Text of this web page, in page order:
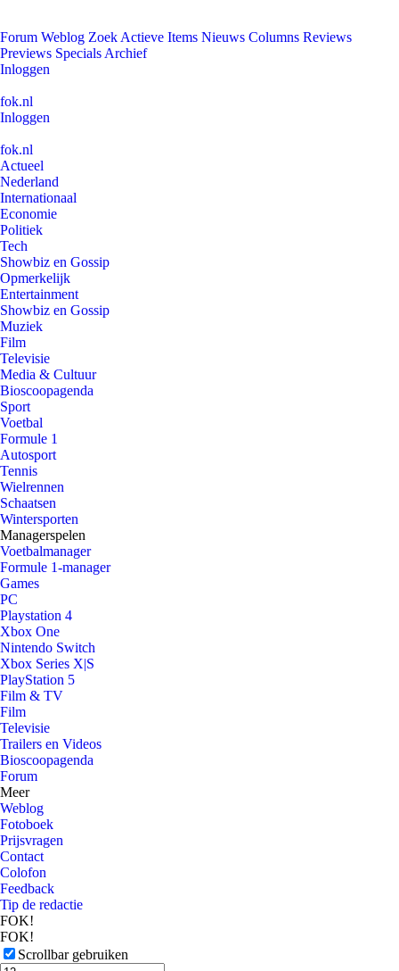
Forum Weblog Zoek Actieve Items Nieuws Columns Reviews
Previews Specials Archief
Inloggen
fok.nl
Inloggen
fok.nl
Actueel
Nederland
Internationaal
Economie
Politiek
Tech
Showbiz en Gossip
Opmerkelijk
Entertainment
Showbiz en Gossip
Muziek
Film
Televisie
Media & Cultuur
Bioscoopagenda
Sport
Voetbal
Formule 1
Autosport
Tennis
Wielrennen
Schaatsen
Wintersporten
Managerspelen
Voetbalmanager
Formule 1-manager
Games
PC
Playstation 4
Xbox One
Nintendo Switch
Xbox Series X|S
PlayStation 5
Film & TV
Film
Televisie
Trailers en Videos
Bioscoopagenda
Forum
Meer
Weblog
Fotoboek
Prijsvragen
Contact
Colofon
Feedback
Tip de redactie
FOK!
FOK!
Scrollbar gebruiken